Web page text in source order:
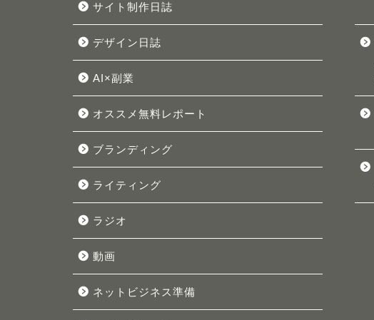
サイト制作日誌
デザイン日誌
AI×副業
オススメ無料レポート
ブランディング
ライティング
ラジオ
動画
ネットビジネス準備